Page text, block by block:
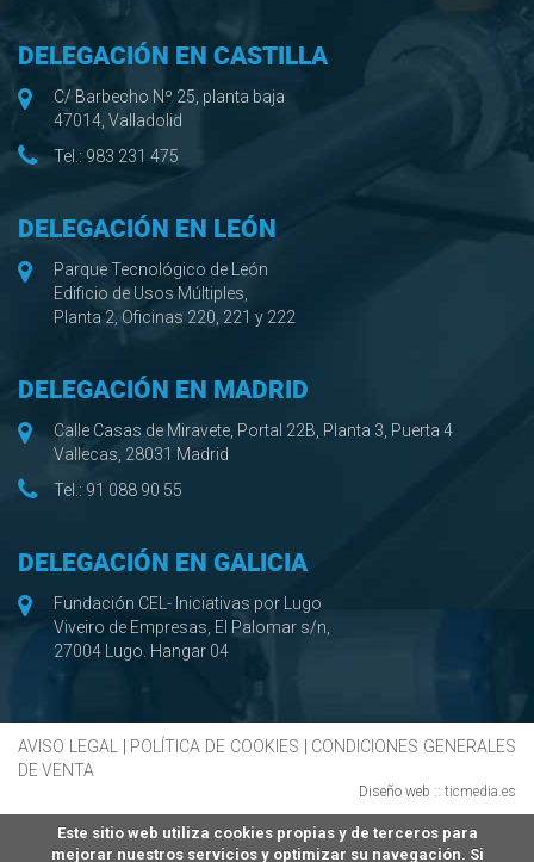
DELEGACIÓN EN CASTILLA
C/ Barbecho Nº 25, planta baja
47014, Valladolid
Tel.: 983 231 475
DELEGACIÓN EN LEÓN
Parque Tecnológico de León
Edificio de Usos Múltiples,
Planta 2, Oficinas 220, 221 y 222
DELEGACIÓN EN MADRID
Calle Casas de Miravete, Portal 22B, Planta 3, Puerta 4
Vallecas, 28031 Madrid
Tel.: 91 088 90 55
DELEGACIÓN EN GALICIA
Fundación CEL- Iniciativas por Lugo
Viveiro de Empresas, El Palomar s/n,
27004 Lugo. Hangar 04
AVISO LEGAL| POLÍTICA DE COOKIES
CONDICIONES GENERALES
DE VENTA
Diseño web :: ticmedia.es
Este sitio web utiliza cookies propias y de terceros para
mejorar nuestros servicios y optimizar su navegación. Si